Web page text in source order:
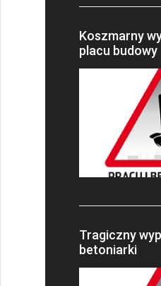
Koszmarny
placu budowy
Tragiczny
betoniarki